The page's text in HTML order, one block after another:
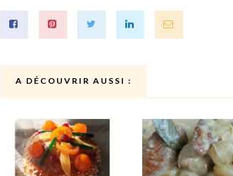
A DÉCOUVRIR AUSSI :